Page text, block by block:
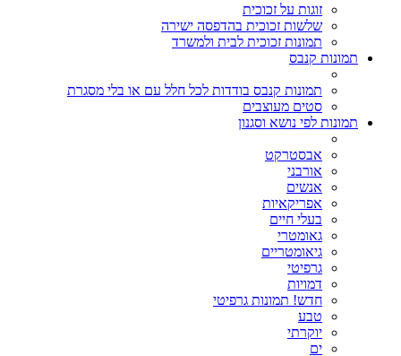
זוגות על זכוכית
שלשות זכוכית בהדפסה ישירה
תמונות זכוכית לבית ולמשרד
תמונות קנבס
תמונות קנבס בודדות לכל חלל עם או בלי מסגרת
סטים מעוצבים
תמונות לפי נושא וסגנון
אבסטרקט
אורבני
אנשים
אפריקאיות
בעלי חיים
גאומטרי
גיאומטריים
גרפיטי
דמויות
חדש! תמונות גרפיטי
טבע
יוקרתי
ים